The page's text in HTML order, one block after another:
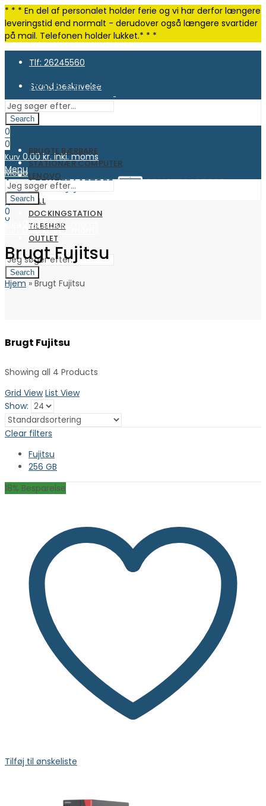
* * * En del af personalet holder ferie og vi har derfor længere
leveringstid end normalt - derudover også længere svartider
på mail. Telefonen holder lukket.* * *
Tlf: 26245560
Stand beskrivelse
Search
0
0
Kurv 0.00kr. inkl. moms
Menu
0
0
0.00kr. inkl. moms
BRUGTE BÆRBARE
STATIONÆR COMPUTER
LENOVO
HP
DELL
DOCKINGSTATION
TILBEHØR
OUTLET
Search
Menu
Search
0
0.00kr. inkl. moms
Brugt Fujitsu
Hjem » Brugt Fujitsu
Brugt Fujitsu
Showing all 4 Products
Grid View List View
Show:
Clear filters
Fujitsu
256 GB
18% Besparelse
Tilføj til ønskeliste